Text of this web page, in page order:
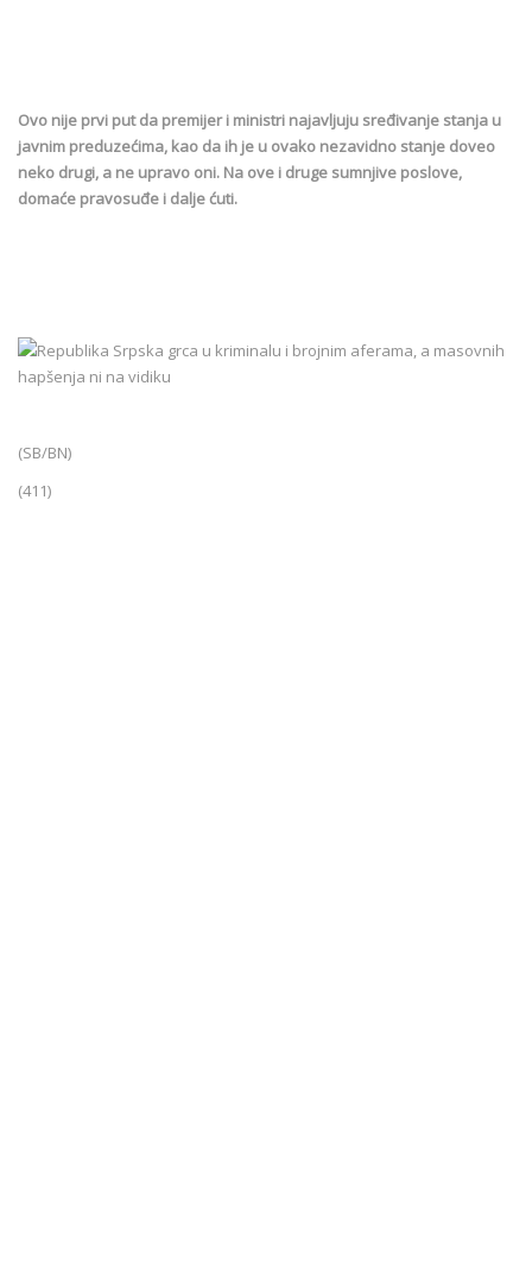
Ovo nije prvi put da premijer i ministri najavljuju sređivanje stanja u
javnim preduzećima, kao da ih je u ovako nezavidno stanje doveo
neko drugi, a ne upravo oni. Na ove i druge sumnjive poslove,
domaće pravosuđe i dalje ćuti.
(SB/BN)
(411)